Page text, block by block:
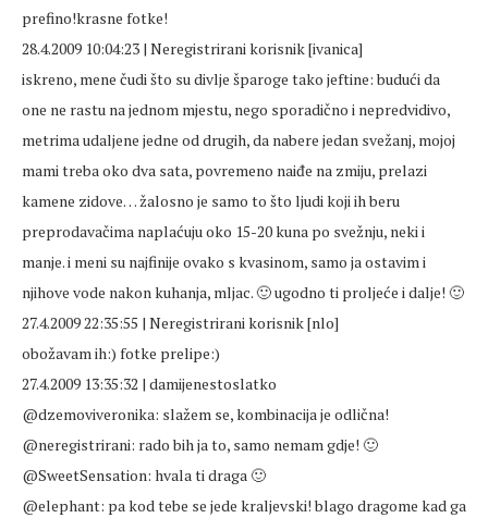
prefino!krasne fotke!
28.4.2009 10:04:23 | Neregistrirani korisnik [ivanica]
iskreno, mene čudi što su divlje šparoge tako jeftine: budući da
one ne rastu na jednom mjestu, nego sporadično i nepredvidivo,
metrima udaljene jedne od drugih, da nabere jedan svežanj, mojoj
mami treba oko dva sata, povremeno naiđe na zmiju, prelazi
kamene zidove… žalosno je samo to što ljudi koji ih beru
preprodavačima naplaćuju oko 15-20 kuna po svežnju, neki i
manje. i meni su najfinije ovako s kvasinom, samo ja ostavim i
njihove vode nakon kuhanja, mljac. 🙂 ugodno ti proljeće i dalje! 🙂
27.4.2009 22:35:55 | Neregistrirani korisnik [nlo]
obožavam ih:) fotke prelipe:)
27.4.2009 13:35:32 | damijenestoslatko
@dzemoviveronika: slažem se, kombinacija je odlična!
@neregistrirani: rado bih ja to, samo nemam gdje! 🙂
@SweetSensation: hvala ti draga 🙂
@elephant: pa kod tebe se jede kraljevski! blago dragome kad ga